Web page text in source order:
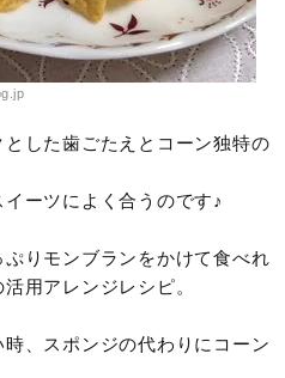
した歯ごたえとコーン独特の
ーツによく合うのです♪
りモンブランをかけて食べれ
用アレンジレシピ。
、スポンジの代わりにコーン